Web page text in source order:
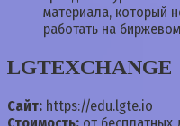
материала, который
работать на
LGTEXCHANGE
Сайт: https://edu.lgte.io
Стоимость: от бесплатных